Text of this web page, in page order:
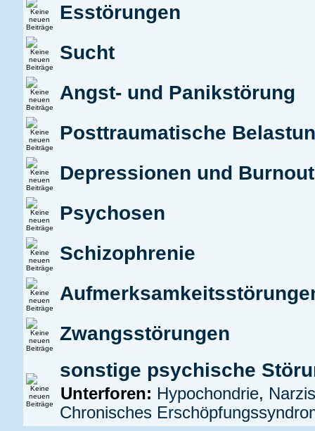
Esstörungen
Sucht
Angst- und Panikstörung
Posttraumatische
Depressionen und
Psychosen
Schizophrenie
Zwangsstörungen
sonstige psychische
Unterforen: Hypochondrie,
Chronisches